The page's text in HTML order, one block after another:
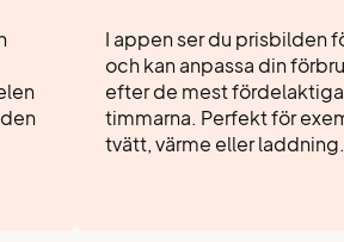
I appen ser du prisbilden
och kan anpassa din
efter de mest fördelaktiga
timmarna. Perfekt för
tvätt, värme eller laddning.